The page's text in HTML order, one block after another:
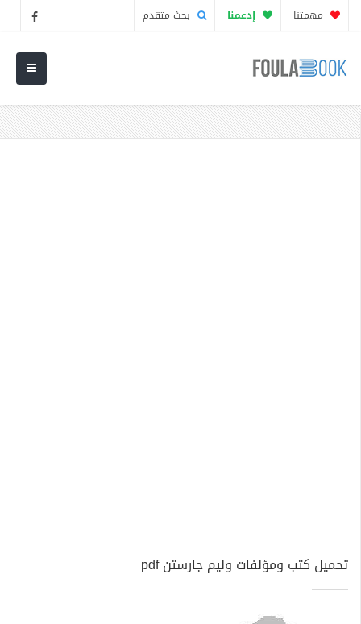
مهمتنا إدعمنا بحث متقدم
تحميل كتب ومؤلفات وليم جارستن pdf